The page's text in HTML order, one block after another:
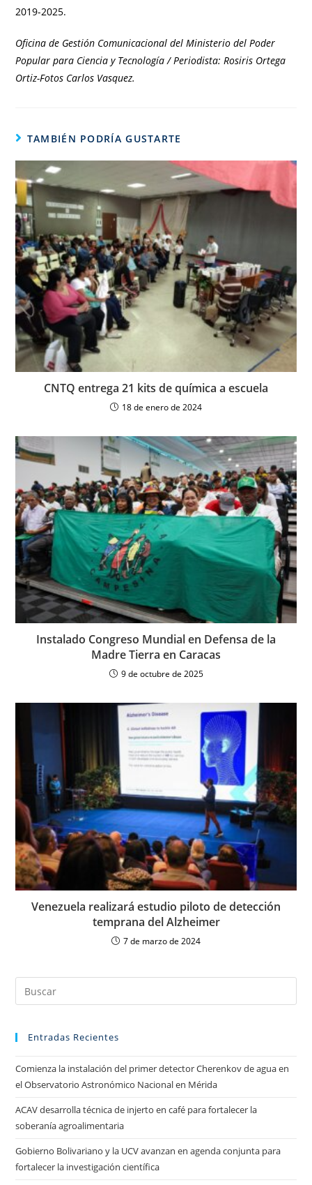
2019-2025.
Oficina de Gestión Comunicacional del Ministerio del Poder
Popular para Ciencia y Tecnología / Periodista: Rosiris Ortega
Ortiz-Fotos Carlos Vasquez.
TAMBIÉN PODRÍA GUSTARTE
CNTQ entrega 21 kits de química a escuela
18 de enero de 2024
Instalado Congreso Mundial en Defensa de la
Madre Tierra en Caracas
9 de octubre de 2025
Venezuela realizará estudio piloto de detección
temprana del Alzheimer
7 de marzo de 2024
Entradas Recientes
Comienza la instalación del primer detector Cherenkov de agua en
el Observatorio Astronómico Nacional en Mérida
ACAV desarrolla técnica de injerto en café para fortalecer la
soberanía agroalimentaria
Gobierno Bolivariano y la UCV avanzan en agenda conjunta para
fortalecer la investigación científica